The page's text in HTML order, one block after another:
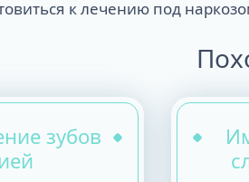
к лечению под
зубов